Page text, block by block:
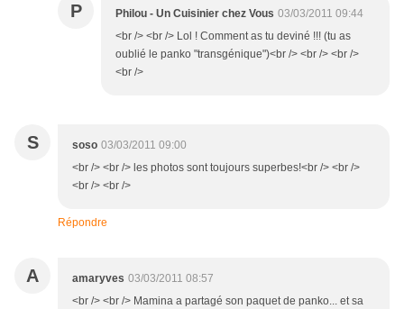
P Philou - Un Cuisinier chez Vous 03/03/2011 09:44
<br /> <br /> Lol ! Comment as tu deviné !!! (tu as
oublié le panko "transgénique")<br /> <br /> <br />
<br />
S soso 03/03/2011 09:00
<br /> <br /> les photos sont toujours superbes!<br /> <br />
<br /> <br />
Répondre
A amaryves 03/03/2011 08:57
<br /> <br /> Mamina a partagé son paquet de panko... et sa